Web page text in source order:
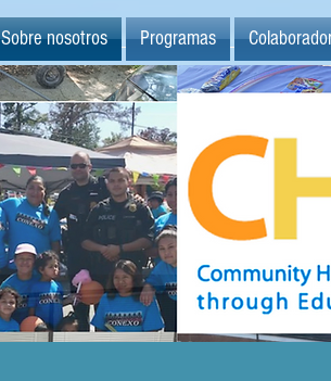
Sobre nosotros Programas